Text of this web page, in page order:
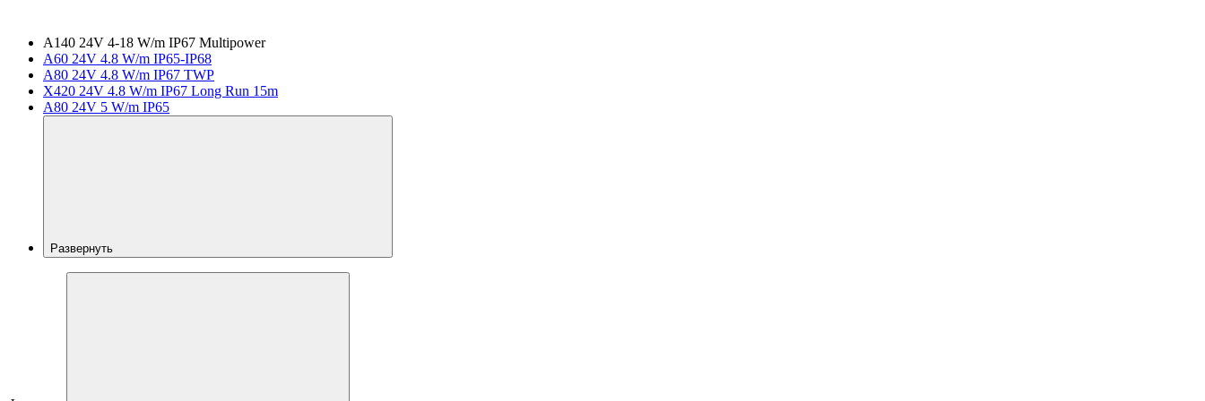
A140 24V 4-18 W/m IP67 Multipower
A60 24V 4.8 W/m IP65-IP68
A80 24V 4.8 W/m IP67 TWP
X420 24V 4.8 W/m IP67 Long Run 15m
A80 24V 5 W/m IP65
Развернуть